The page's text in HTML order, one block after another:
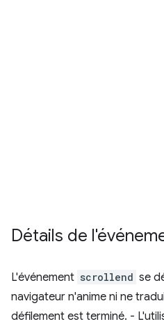
Détails de
L'événement scrollend se
navigateur n'anime ni ne
défilement est terminé. -